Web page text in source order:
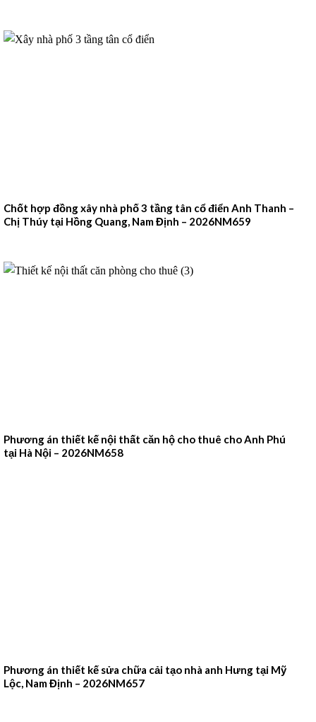
Chốt hợp đồng xây nhà phố 3 tầng tân cổ điển Anh Thanh –
Chị Thúy tại Hồng Quang, Nam Định – 2026NM659
Phương án thiết kế nội thất căn hộ cho thuê cho Anh Phú
tại Hà Nội – 2026NM658
Phương án thiết kế sửa chữa cải tạo nhà anh Hưng tại Mỹ
Lộc, Nam Định – 2026NM657